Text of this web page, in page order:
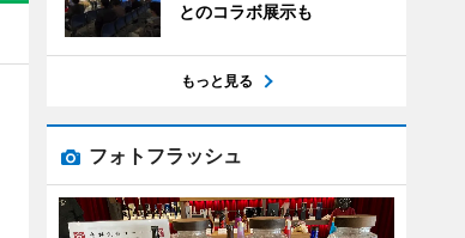
とのコラボ展示も
もっと見る
フォトフラッシュ